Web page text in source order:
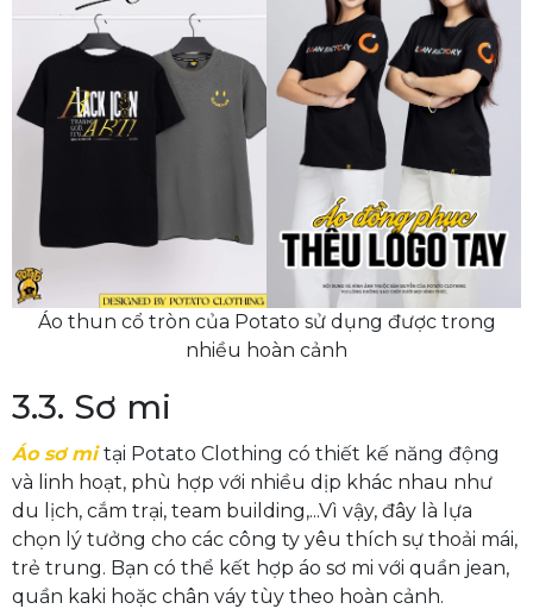
Áo thun cổ tròn của Potato sử dụng được trong
nhiều hoàn cảnh
3.3. Sơ mi
Áo sơ mi tại Potato Clothing có thiết kế năng động
và linh hoạt, phù hợp với nhiều dịp khác nhau như
du lịch, cắm trại, team building,...Vì vậy, đây là lựa
chọn lý tưởng cho các công ty yêu thích sự thoải mái,
trẻ trung. Bạn có thể kết hợp áo sơ mi với quần jean,
quần kaki hoặc chân váy tùy theo hoàn cảnh.